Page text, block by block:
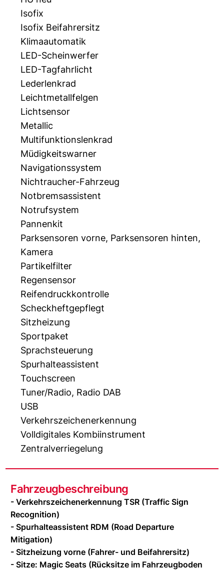
Isofix
Isofix Beifahrersitz
Klimaautomatik
LED-Scheinwerfer
LED-Tagfahrlicht
Lederlenkrad
Leichtmetallfelgen
Lichtsensor
Metallic
Multifunktionslenkrad
Müdigkeitswarner
Navigationssystem
Nichtraucher-Fahrzeug
Notbremsassistent
Notrufsystem
Pannenkit
Parksensoren vorne, Parksensoren hinten,
Kamera
Partikelfilter
Regensensor
Reifendruckkontrolle
Scheckheftgepflegt
Sitzheizung
Sportpaket
Sprachsteuerung
Spurhalteassistent
Touchscreen
Tuner/Radio, Radio DAB
USB
Verkehrszeichenerkennung
Volldigitales Kombiinstrument
Zentralverriegelung
Fahrzeugbeschreibung
- Verkehrszeichenerkennung TSR (Traffic Sign
Recognition)
- Spurhalteassistent RDM (Road Departure
Mitigation)
- Sitzheizung vorne (Fahrer- und Beifahrersitz)
- Sitze: Magic Seats (Rücksitze im Fahrzeugboden